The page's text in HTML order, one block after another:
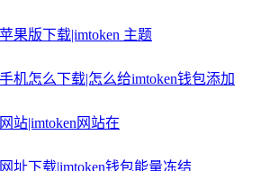
果版下载|imtoken 主题
机怎么下载|怎么给imtoken钱包添加
站|imtoken网站在
址下载|imtoken钱包能量冻结